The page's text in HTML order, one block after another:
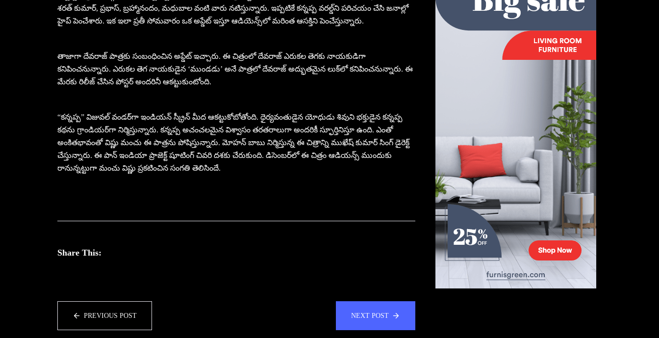
శరత్ కుమార్, ప్రభాస్, బ్రహ్మానందం, మధుబాల వంటి వారు నటిస్తున్నారు. ఇప్పటికే కన్నప్ప వరల్డ్‌ని పరిచయం చేసి జనాల్లో
హైప్ పెంచేశారు. ఇక ఇలా ప్రతీ సోమవారం ఒక అప్డేట్ ఇస్తూ ఆడియెన్స్‌లో మరింత ఆసక్తిని పెంచేస్తున్నారు.
తాజాగా దేవరాజ్ పాత్రకు సంబంధించిన అప్డేట్ ఇచ్చారు. ఈ చిత్రంలో దేవరాజ్ ఎరుకల తెగకు నాయకుడిగా
కనిపించనున్నారు. ఎరుకల తెగ నాయకుడైన ‘ముండడు’ అనే పాత్రలో దేవరాజ్ అద్భుతమైన లుక్‌లో కనిపించనున్నారు. ఈ
మేరకు రిలీజ్ చేసిన పోస్టర్ అందరినీ ఆకట్టుకుంటోంది.
“కన్నప్ప” విజువల్ వండర్‌గా ఇండియన్ స్క్రీన్ మీద ఆకట్టుకోబోతోంది. ధైర్యవంతుడైన యోధుడు శివుని భక్తుడైన కన్నప్ప
కథను గ్రాండియర్‌గా నిర్మిస్తున్నారు. కన్నప్ప అచంచలమైన విశ్వాసం తరతరాలుగా అందరికీ స్ఫూర్తినిస్తూ ఉంది. ఎంతో
అంకితభావంతో విష్ణు మంచు ఈ పాత్రను పోషిస్తున్నారు. మోహన్ బాబు నిర్మిస్తున్న ఈ చిత్రాన్ని ముఖేష్ కుమార్ సింగ్ డైరెక్ట్
చేస్తున్నారు. ఈ పాన్ ఇండియా ప్రాజెక్ట్ షూటింగ్ చివరి దశకు చేరుకుంది. డిసెంబర్‌లో ఈ చిత్రం ఆడియన్స్ ముందుకు
రానున్నట్టుగా మంచు విష్ణు ప్రకటించిన సంగతి తెలిసిందే.
Share This:
PREVIOUS POST NEXT POST